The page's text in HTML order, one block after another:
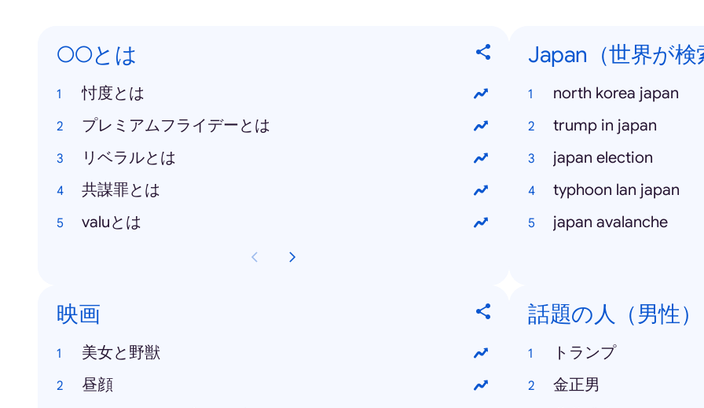
○○とは
忖度とは
プレミアムフライデーとは
リベラルとは
共謀罪とは
valuとは
Japan（世界が
north korea japan
trump in japan
japan election
typhoon lan japan
japan avalanche
映画
美女と野獣
昼顔
話題の人（男性）
トランプ
金正男